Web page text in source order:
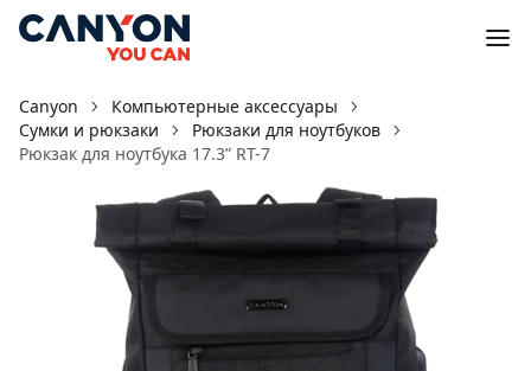
Canyon
Компьютерные аксессуары
Сумки и рюкзаки
Рюкзаки для ноутбуков
Рюкзак для ноутбука 17.3ʺ RT-7